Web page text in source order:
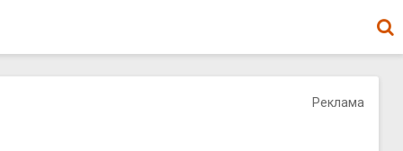
Реклама